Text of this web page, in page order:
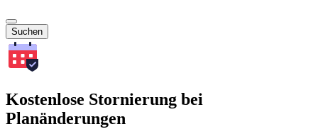
Suchen
Kostenlose Stornierung bei
Planänderungen